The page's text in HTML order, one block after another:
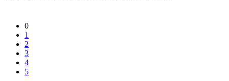
0
1
2
3
4
5